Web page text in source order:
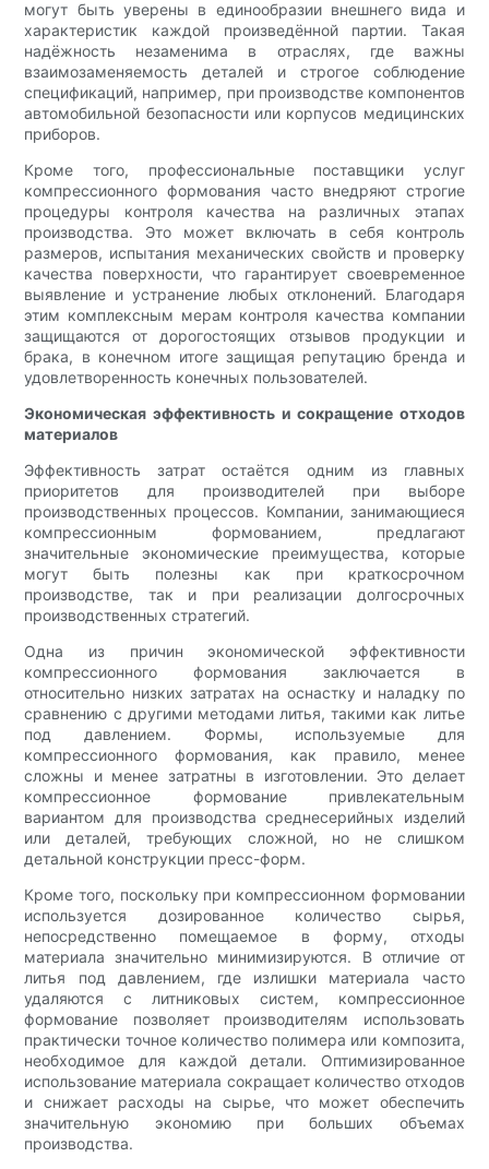
могут быть уверены в единообразии внешнего вида и
характеристик каждой произведённой партии. Такая
надёжность незаменима в отраслях, где важны
взаимозаменяемость деталей и строгое соблюдение
спецификаций, например, при производстве компонентов
автомобильной безопасности или корпусов медицинских
приборов.
Кроме того, профессиональные поставщики услуг
компрессионного формования часто внедряют строгие
процедуры контроля качества на различных этапах
производства. Это может включать в себя контроль
размеров, испытания механических свойств и проверку
качества поверхности, что гарантирует своевременное
выявление и устранение любых отклонений. Благодаря
этим комплексным мерам контроля качества компании
защищаются от дорогостоящих отзывов продукции и
брака, в конечном итоге защищая репутацию бренда и
удовлетворенность конечных пользователей.
Экономическая эффективность и сокращение отходов
материалов
Эффективность затрат остаётся одним из главных
приоритетов для производителей при выборе
производственных процессов. Компании, занимающиеся
компрессионным формованием, предлагают
значительные экономические преимущества, которые
могут быть полезны как при краткосрочном
производстве, так и при реализации долгосрочных
производственных стратегий.
Одна из причин экономической эффективности
компрессионного формования заключается в
относительно низких затратах на оснастку и наладку по
сравнению с другими методами литья, такими как литье
под давлением. Формы, используемые для
компрессионного формования, как правило, менее
сложны и менее затратны в изготовлении. Это делает
компрессионное формование привлекательным
вариантом для производства среднесерийных изделий
или деталей, требующих сложной, но не слишком
детальной конструкции пресс-форм.
Кроме того, поскольку при компрессионном формовании
используется дозированное количество сырья,
непосредственно помещаемое в форму, отходы
материала значительно минимизируются. В отличие от
литья под давлением, где излишки материала часто
удаляются с литниковых систем, компрессионное
формование позволяет производителям использовать
практически точное количество полимера или композита,
необходимое для каждой детали. Оптимизированное
использование материала сокращает количество отходов
и снижает расходы на сырье, что может обеспечить
значительную экономию при больших объемах
производства.